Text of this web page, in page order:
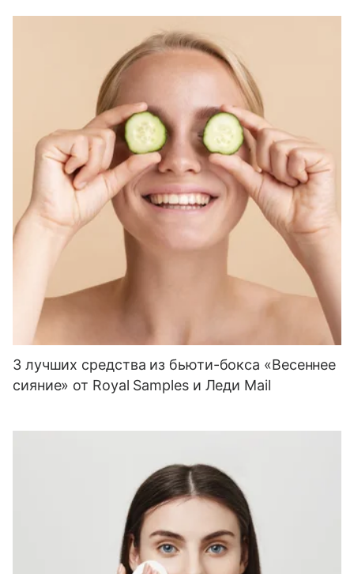
3 лучших средства из бьюти-бокса «Весеннее
сияние» от Royal Samples и Леди Mail